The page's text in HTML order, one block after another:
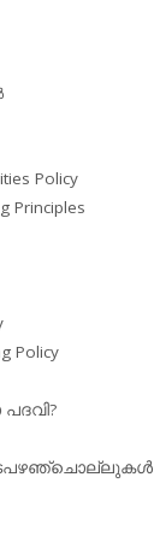
Policy
Principles
Policy